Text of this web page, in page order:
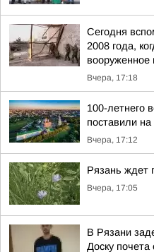
Сегодня
2008 года,
Вчера, 17:18
100-летнего
поставили
Вчера, 17:12
Рязань ждет
Вчера, 17:05
В Рязани
Доску